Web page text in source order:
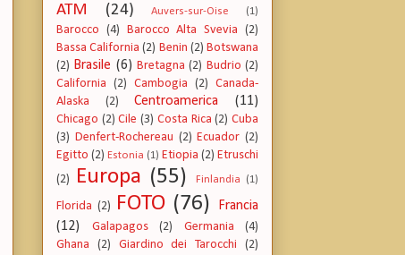
ATM (24) Auvers-sur-Oise (1)
Barocco (4) Barocco Alta Svevia
(2)
Bassa California (2) Benin (2) Botswana
(2) Brasile (6) Bretagna (2) Budrio (2)
California (2) Cambogia (2) Canada-
Alaska
(2) Centroamerica (11)
Chicago (2) Cile (3) Costa Rica (2) Cuba
(3) Denfert-Rochereau (2) Ecuador (2)
Egitto (2) Estonia (1) Etiopia (2) Etruschi
(2)
Europa (55) Finlandia (1)
Florida (2) FOTO (76)
Francia
(12)
Galapagos (2) Germania
(4)
Ghana
(2) Giardino dei Tarocchi
(2)